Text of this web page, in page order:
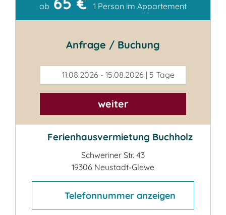
Kontakt
ab 1 Person im Appartement
Anfrage / Buchung
11.08.2026 - 15.08.2026 | 5 Tage
weiter
Ferienhausvermietung Buchholz
Schweriner Str. 43
19306 Neustadt-Glewe
Telefonnummer anzeigen